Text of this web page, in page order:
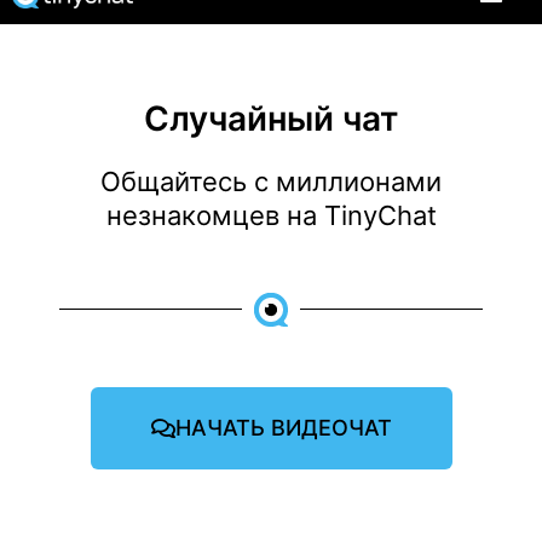
Случайный чат
Общайтесь с миллионами
незнакомцев на TinyChat
НАЧАТЬ ВИДЕОЧАТ